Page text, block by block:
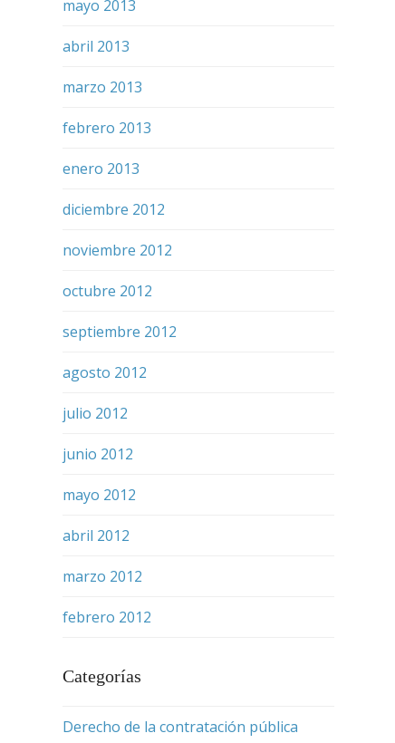
mayo 2013
abril 2013
marzo 2013
febrero 2013
enero 2013
diciembre 2012
noviembre 2012
octubre 2012
septiembre 2012
agosto 2012
julio 2012
junio 2012
mayo 2012
abril 2012
marzo 2012
febrero 2012
Categorías
Derecho de la contratación pública